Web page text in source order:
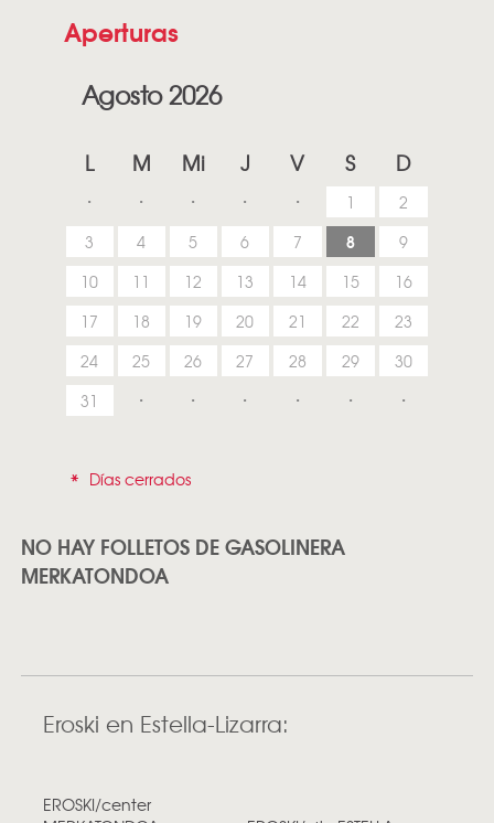
Aperturas
Agosto 2026
L M Mi J V S D
1
2
3
4 5 6 7 8
9
10
11 12 13 14 15
16
17
18 19 20 21 22
23
24
25 26 27 28 29
30
31
* Días cerrados
NO HAY FOLLETOS DE GASOLINERA
MERKATONDOA
Eroski en Estella-Lizarra:
EROSKI/center